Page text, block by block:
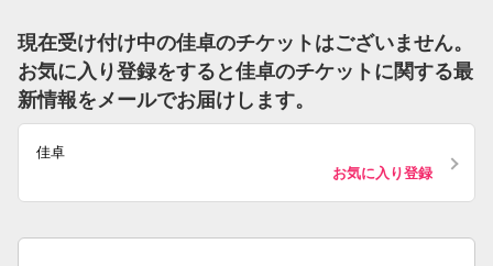
現在受け付け中の佳卓のチケットはございません。
お気に入り登録をすると佳卓のチケットに関する最
新情報をメールでお届けします。
佳卓
お気に入り登録